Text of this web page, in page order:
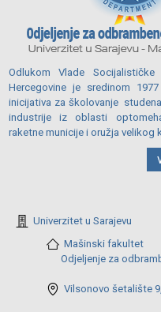
Odlukom Vlade
Hercegovine je sredinom
inicijativa za školovanje
industrije iz oblasti
raketne municije i oružja velikog
Univerzitet u Sarajevu
Mašinski fakultet
Odjeljenje za
Vilsonovo šetalište